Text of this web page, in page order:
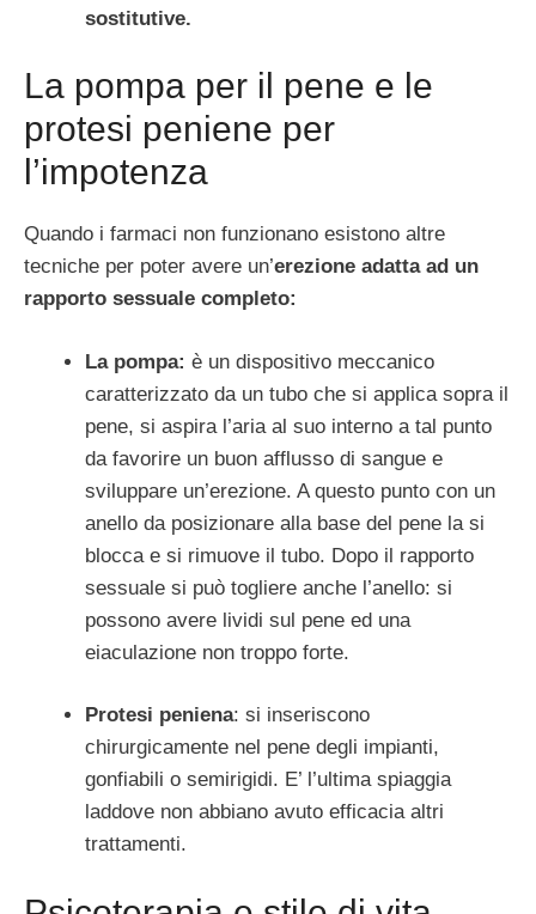
sostitutive.
La pompa per il pene e le
protesi peniene per
l’impotenza
Quando i farmaci non funzionano esistono altre
tecniche per poter avere un’erezione adatta ad un
rapporto sessuale completo:
La pompa: è un dispositivo meccanico
caratterizzato da un tubo che si applica sopra il
pene, si aspira l’aria al suo interno a tal punto
da favorire un buon afflusso di sangue e
sviluppare un’erezione. A questo punto con un
anello da posizionare alla base del pene la si
blocca e si rimuove il tubo. Dopo il rapporto
sessuale si può togliere anche l’anello: si
possono avere lividi sul pene ed una
eiaculazione non troppo forte.
Protesi peniena: si inseriscono
chirurgicamente nel pene degli impianti,
gonfiabili o semirigidi. E’ l’ultima spiaggia
laddove non abbiano avuto efficacia altri
trattamenti.